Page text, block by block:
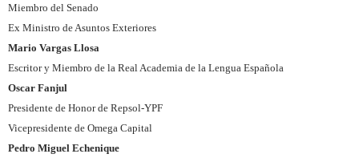
Miembro del Senado
Ex Ministro de Asuntos Exteriores
Mario Vargas Llosa
Escritor y Miembro de la Real Academia de la Lengua Española
Oscar Fanjul
Presidente de Honor de Repsol-YPF
Vicepresidente de Omega Capital
Pedro Miguel Echenique